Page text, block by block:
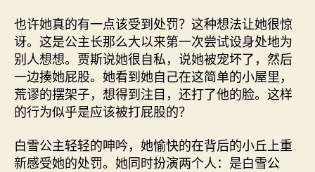
也许她真的有一点该受到处罚？这种想法让她很惊
讶。这是公主长那么大以来第一次尝试设身处地为
别人想想。贾斯说她很自私，说她被宠坏了，然后
一边揍她屁股。她看到她自己在这简单的小屋里，
荒谬的摆架子，想得到注目，还打了他的脸。这样
的行为似乎是应该被打屁股的？
白雪公主轻轻的呻吟，她愉快的在背后的小丘上重
新感受她的处罚。她同时扮演两个人：是白雪公